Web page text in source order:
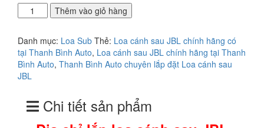
chỉ
loa
cánh
sau
JBL
tín
nhất
Thêm vào giỏ hàng
Danh mục: Loa Sub Thẻ: Loa cánh sau JBL chính hãng có
tại Thanh Bình Auto, Loa cánh sau JBL chính hãng tại Thanh
Bình Auto, Thanh Bình Auto chuyên lắp đặt Loa cánh sau
JBL
Chi tiết sản phẩm